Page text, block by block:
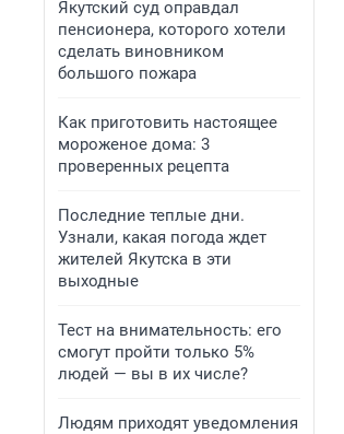
Якутский суд оправдал
пенсионера, которого хотели
сделать виновником
большого пожара
Как приготовить настоящее
мороженое дома: 3
проверенных рецепта
Последние теплые дни.
Узнали, какая погода ждет
жителей Якутска в эти
выходные
Тест на внимательность: его
смогут пройти только 5%
людей — вы в их числе?
Людям приходят уведомления